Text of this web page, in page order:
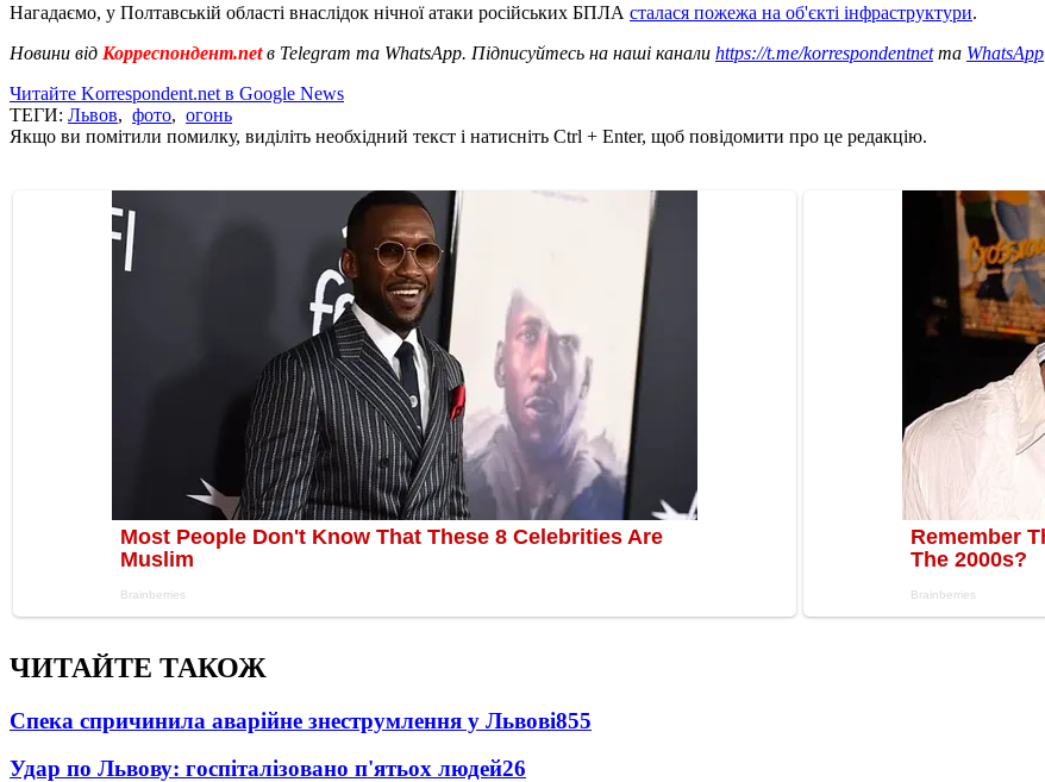
Нагадаємо, у Полтавській області внаслідок нічної атаки російських БПЛА сталася пожежа на об'єкті інфраструктури.
Новини від Корреспондент.netв Telegram та WhatsApp. Підписуйтесь на наші канали https://t.me/korrespondentnetта WhatsApp
Читайте Korrespondent.net в Google News
ТЕГИ: Львов, фото, огонь
Якщо ви помітили помилку, виділіть необхідний текст і натисніть Ctrl + Enter, щоб повідомити про це редакцію.
ЧИТАЙТЕ ТАКОЖ
Спека спричинила аварійне знеструмлення у Львові855
Удар по Львову: госпіталізовано п'ятьох людей26